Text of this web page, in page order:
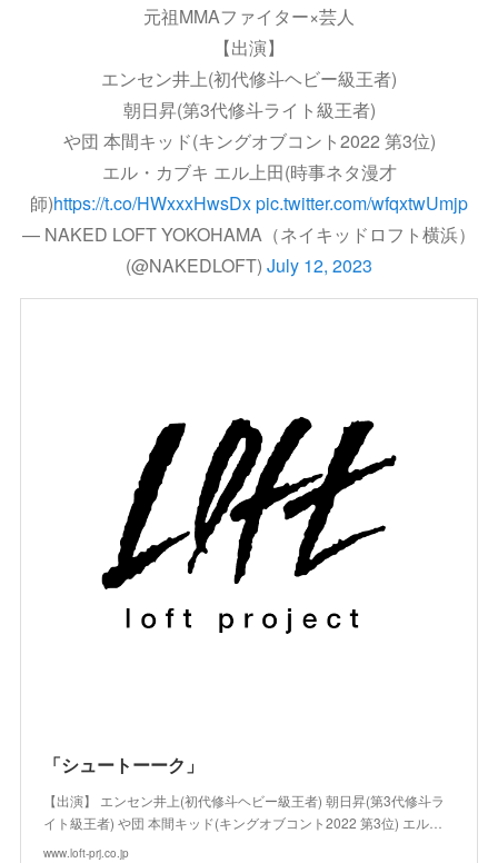
元祖MMAファイター×芸人
【出演】
エンセン井上(初代修斗ヘビー級王者)
朝日昇(第3代修斗ライト級王者)
や団 本間キッド(キングオブコント2022 第3位)
エル・カブキ エル上田(時事ネタ漫才
師)https://t.co/HWxxxHwsDxpic.twitter.com/wfqxtwUmjp
— NAKED LOFT YOKOHAMA（ネイキッドロフト横浜）
(@NAKEDLOFT) July 12, 2023
「シュートーーク」
【出演】 エンセン井上(初代修斗ヘビー級王者) 朝日昇(第3代修斗ラ
イト級王者) や団 本間キッド(キングオブコント2022 第3位) エル…
www.loft-prj.co.jp